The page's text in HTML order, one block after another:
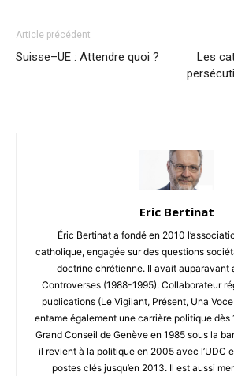
Article précédent
Suisse–UE : Attendre quoi ?
Les
Eric Bertinat
Éric Bertinat a fondé en 2010
catholique, engagée sur des questions
doctrine chrétienne. Il avait auparavant
Controverses (1988-1995). Collaborateur
publications (Le Vigilant, Présent, Una
entame également une carrière politique dès
Grand Conseil de Genève en 1985 sous la
il revient à la politique en 2005 avec l’UDC
postes clés jusqu’en 2013. Il est aussi